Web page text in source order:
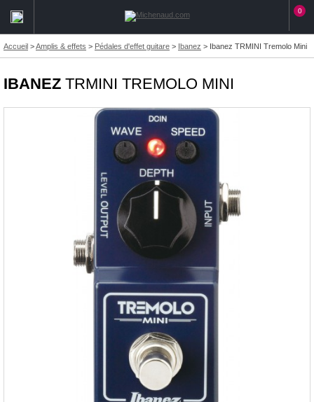
0
Accueil >Amplis & effets > Pédales d'effet guitare > Ibanez > Ibanez TRMINI Tremolo Mini
IBANEZ TRMINI TREMOLO MINI